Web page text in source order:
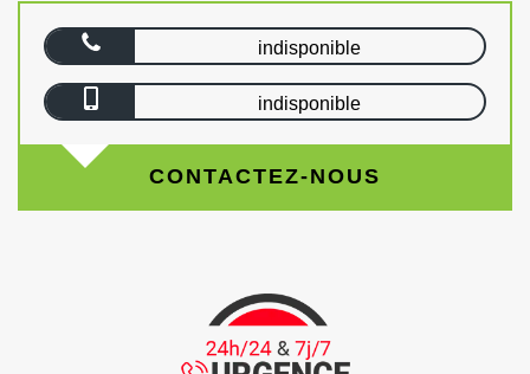
indisponible
indisponible
CONTACTEZ-NOUS